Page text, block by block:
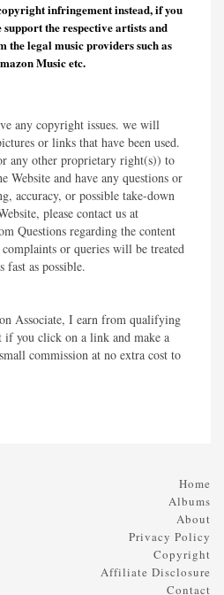
infringement instead, if you
support the respective artists and
the legal music providers such as
Music etc.
any copyright issues. we will
or links that have been used.
any other proprietary right(s)) to
Website and have any questions or
accuracy, or possible take-down
please contact us at
Questions regarding the content
or queries will be treated
fast as possible.​
Associate, I earn from qualifying
if you click on a link and make a
commission at no extra cost to
Home
Albums
About
Privacy Policy
Copyright
Affiliate Disclosure
Contact